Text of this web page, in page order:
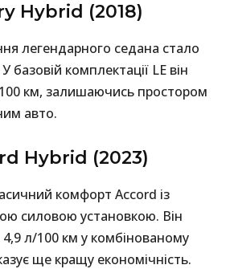
Hybrid (2018)
легендарного седана стало
комплектації LE він
км, залишаючись простором
авто.
Hybrid (2023)
комфорт Accord із
силовою установкою. Він
л/100 км у комбінованому
ще кращу економічність.